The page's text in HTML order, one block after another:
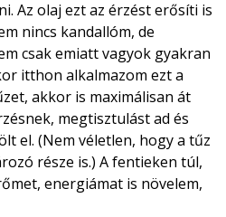
Az olaj ezt az érzést erősíti is
nincs kandallóm, de
csak emiatt vagyok gyakran
itthon alkalmazom ezt a
akkor is maximálisan át
megtisztulást ad és
el. (Nem véletlen, hogy a tűz
része is.) A fentieken túl,
energiámat is növelem,